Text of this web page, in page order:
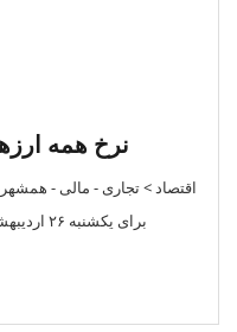
نرخ همه
برای یکشنبه ۲۶ اردیبهشت اعلام کرد؛ که نرخ همه آنها از